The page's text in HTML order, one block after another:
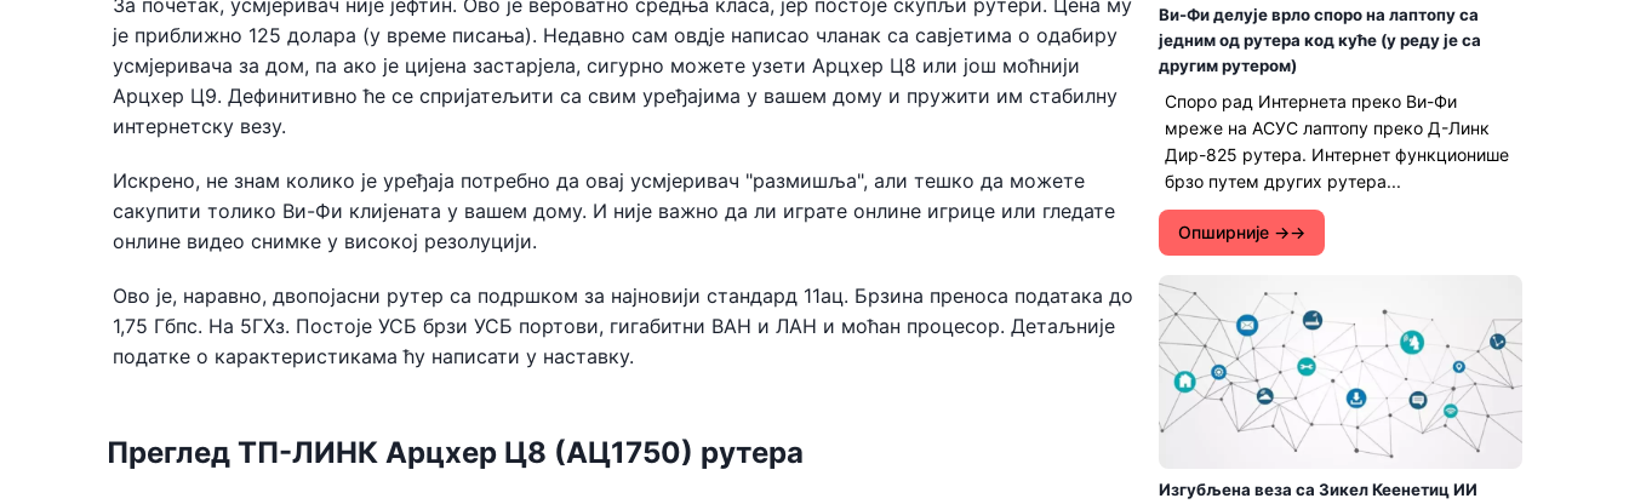
За почетак, усмјеривач није јефтин. Ово је вероватно средња класа, јер постоје скупљи рутери. Цена му
је приближно 125 долара (у време писања). Недавно сам овдје написао чланак са савјетима о одабиру
усмјеривача за дом, па ако је цијена застарјела, сигурно можете узети Арцхер Ц8 или још моћнији
Арцхер Ц9. Дефинитивно ће се спријатељити са свим уређајима у вашем дому и пружити им стабилну
интернетску везу.
Искрено, не знам колико је уређаја потребно да овај усмјеривач "размишља", али тешко да можете
сакупити толико Ви-Фи клијената у вашем дому. И није важно да ли играте онлине игрице или гледате
онлине видео снимке у високој резолуцији.
Ово је, наравно, двопојасни рутер са подршком за најновији стандард 11ац. Брзина преноса података до
1,75 Гбпс. На 5ГХз. Постоје УСБ брзи УСБ портови, гигабитни ВАН и ЛАН и моћан процесор. Детаљније
податке о карактеристикама ћу написати у наставку.
Преглед ТП-ЛИНК Арцхер Ц8 (АЦ1750) рутера
Ви-Фи делује врло споро на лаптопу са
једним од рутера код куће (у реду је са
другим рутером)
Споро рад Интернета преко Ви-Фи
мреже на АСУС лаптопу преко Д-Линк
Дир-825 рутера. Интернет функционише
брзо путем других рутера...
Опширније →
Изгубљена веза са Зикел Кеенетиц ИИ